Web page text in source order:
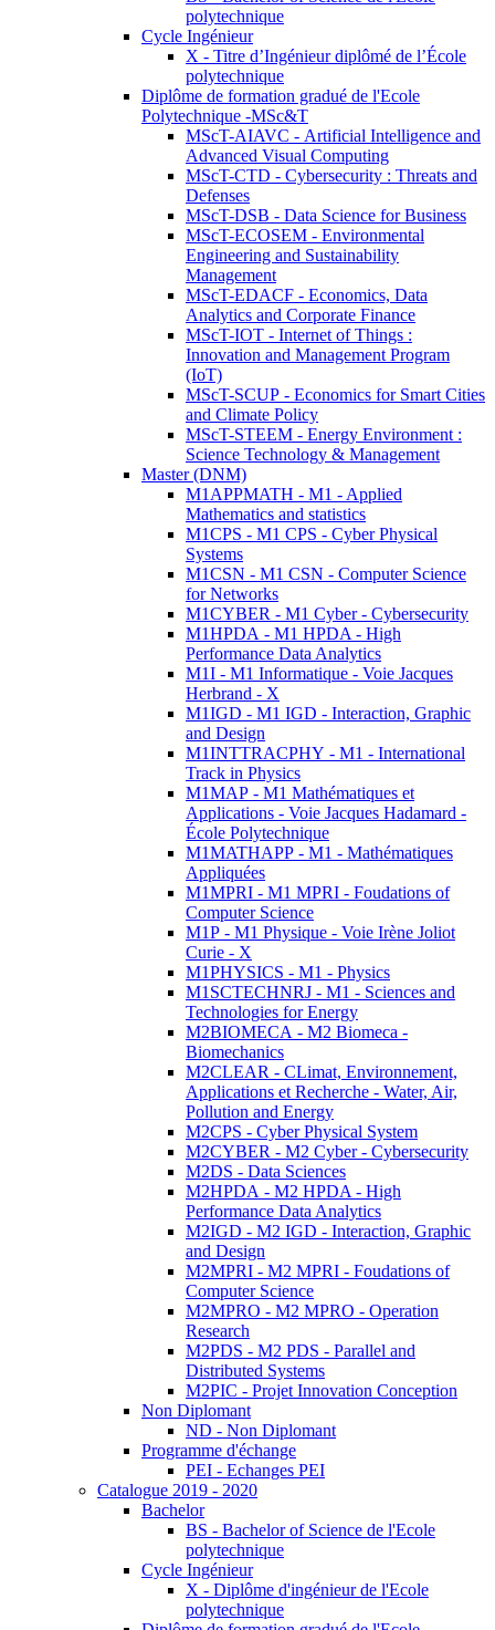
polytechnique
Cycle Ingénieur
X - Titre d’Ingénieur diplômé de l’École
polytechnique
Diplôme de formation gradué de l'Ecole
Polytechnique -MSc&T
MScT-AIAVC - Artificial Intelligence and
Advanced Visual Computing
MScT-CTD - Cybersecurity : Threats and
Defenses
MScT-DSB - Data Science for Business
MScT-ECOSEM - Environmental
Engineering and Sustainability
Management
MScT-EDACF - Economics, Data
Analytics and Corporate Finance
MScT-IOT - Internet of Things :
Innovation and Management Program
(IoT)
MScT-SCUP - Economics for Smart Cities
and Climate Policy
MScT-STEEM - Energy Environment :
Science Technology & Management
Master (DNM)
M1APPMATH - M1 - Applied
Mathematics and statistics
M1CPS - M1 CPS - Cyber Physical
Systems
M1CSN - M1 CSN - Computer Science
for Networks
M1CYBER - M1 Cyber - Cybersecurity
M1HPDA - M1 HPDA - High
Performance Data Analytics
M1I - M1 Informatique - Voie Jacques
Herbrand - X
M1IGD - M1 IGD - Interaction, Graphic
and Design
M1INTTRACPHY - M1 - International
Track in Physics
M1MAP - M1 Mathématiques et
Applications - Voie Jacques Hadamard -
École Polytechnique
M1MATHAPP - M1 - Mathématiques
Appliquées
M1MPRI - M1 MPRI - Foudations of
Computer Science
M1P - M1 Physique - Voie Irène Joliot
Curie - X
M1PHYSICS - M1 - Physics
M1SCTECHNRJ - M1 - Sciences and
Technologies for Energy
M2BIOMECA - M2 Biomeca -
Biomechanics
M2CLEAR - CLimat, Environnement,
Applications et Recherche - Water, Air,
Pollution and Energy
M2CPS - Cyber Physical System
M2CYBER - M2 Cyber - Cybersecurity
M2DS - Data Sciences
M2HPDA - M2 HPDA - High
Performance Data Analytics
M2IGD - M2 IGD - Interaction, Graphic
and Design
M2MPRI - M2 MPRI - Foudations of
Computer Science
M2MPRO - M2 MPRO - Operation
Research
M2PDS - M2 PDS - Parallel and
Distributed Systems
M2PIC - Projet Innovation Conception
Non Diplomant
ND - Non Diplomant
Programme d'échange
PEI - Echanges PEI
Catalogue 2019 - 2020
Bachelor
BS - Bachelor of Science de l'Ecole
polytechnique
Cycle Ingénieur
X - Diplôme d'ingénieur de l'Ecole
polytechnique